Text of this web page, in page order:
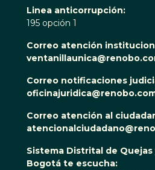
Linea anticorrupción:
195 opción 1
Correo atención
Correo notificaciones
Correo atención al
Sistema Distrital de
Bogotá te escucha: